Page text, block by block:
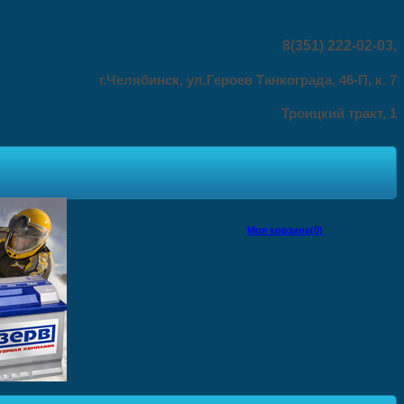
8(351) 222-02-03,
г.Челябинск, ул.Героев Танкограда, 46-П, к. 7
Троицкий тракт, 1
Моя корзина(0)